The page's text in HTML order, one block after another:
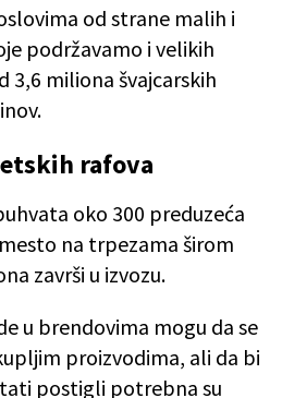
od strane malih i
podržavamo i velikih
3,6 miliona švajcarskih
rafova
oko 300 preduzeća
na trpezama širom
završi u izvozu.
u brendovima mogu da se
proizvodima, ali da bi
postigli potrebna su